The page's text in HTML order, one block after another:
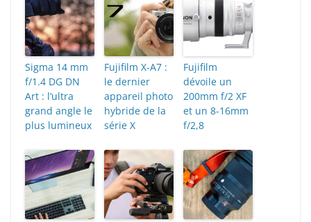
Sigma 14 mm
f/1.4 DG DN
Art : l’ultra
grand angle le
plus lumineux
Fujifilm X-A7 :
le dernier
appareil photo
hybride de la
série X
Fujifilm
dévoile un
200mm f/2 XF
et un 8-16mm
f/2,8